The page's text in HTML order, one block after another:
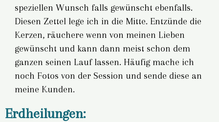
speziellen Wunsch falls gewünscht ebenfalls.
Diesen Zettel lege ich in die Mitte. Entzünde die
Kerzen, räuchere wenn von meinen Lieben
gewünscht und kann dann meist schon dem
ganzen seinen Lauf lassen. Häufig mache ich
noch Fotos von der Session und sende diese an
meine Kunden.
Erdheilungen: